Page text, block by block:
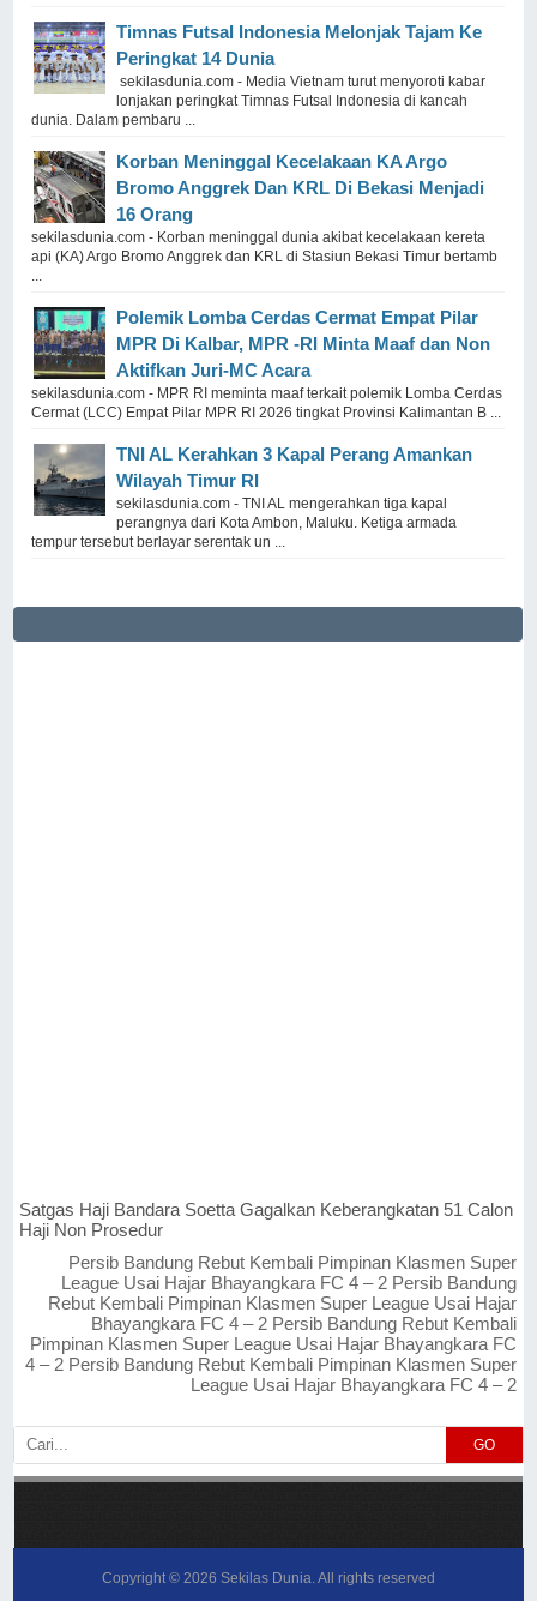
Timnas Futsal Indonesia Melonjak Tajam Ke
Peringkat 14 Dunia
sekilasdunia.com - Media Vietnam turut menyoroti kabar
lonjakan peringkat Timnas Futsal Indonesia di kancah
dunia. Dalam pembaru ...
Korban Meninggal Kecelakaan KA Argo
Bromo Anggrek Dan KRL Di Bekasi Menjadi
16 Orang
sekilasdunia.com - Korban meninggal dunia akibat kecelakaan kereta
api (KA) Argo Bromo Anggrek dan KRL di Stasiun Bekasi Timur bertamb
...
Polemik Lomba Cerdas Cermat Empat Pilar
MPR Di Kalbar, MPR -RI Minta Maaf dan Non
Aktifkan Juri-MC Acara
sekilasdunia.com - MPR RI meminta maaf terkait polemik Lomba Cerdas
Cermat (LCC) Empat Pilar MPR RI 2026 tingkat Provinsi Kalimantan B ...
TNI AL Kerahkan 3 Kapal Perang Amankan
Wilayah Timur RI
sekilasdunia.com - TNI AL mengerahkan tiga kapal
perangnya dari Kota Ambon, Maluku. Ketiga armada
tempur tersebut berlayar serentak un ...
Satgas Haji Bandara Soetta Gagalkan Keberangkatan 51 Calon
Haji Non Prosedur
Persib Bandung Rebut Kembali Pimpinan Klasmen Super
League Usai Hajar Bhayangkara FC 4 – 2 Persib Bandung
Rebut Kembali Pimpinan Klasmen Super League Usai Hajar
Bhayangkara FC 4 – 2 Persib Bandung Rebut Kembali
Pimpinan Klasmen Super League Usai Hajar Bhayangkara FC
4 – 2 Persib Bandung Rebut Kembali Pimpinan Klasmen Super
League Usai Hajar Bhayangkara FC 4 – 2
GO
Copyright © 2026 Sekilas Dunia. All rights reserved